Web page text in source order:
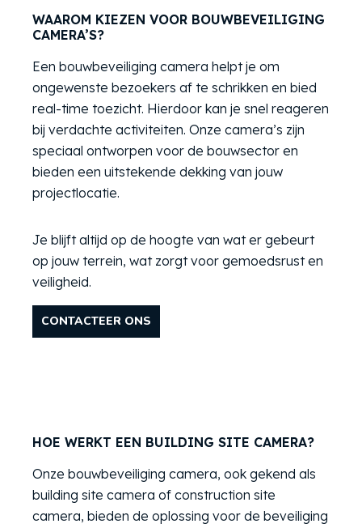
WAAROM KIEZEN VOOR BOUWBEVEILIGING
CAMERA’S?
Een bouwbeveiliging camera helpt je om
ongewenste bezoekers af te schrikken en bied
real-time toezicht. Hierdoor kan je snel reageren
bij verdachte activiteiten. Onze camera’s zijn
speciaal ontworpen voor de bouwsector en
bieden een uitstekende dekking van jouw
projectlocatie.
Je blijft altijd op de hoogte van wat er gebeurt
op jouw terrein, wat zorgt voor gemoedsrust en
veiligheid.
CONTACTEER ONS
HOE WERKT EEN BUILDING SITE CAMERA?
Onze bouwbeveiliging camera, ook gekend als
building site camera of construction site
camera, bieden de oplossing voor de beveiliging